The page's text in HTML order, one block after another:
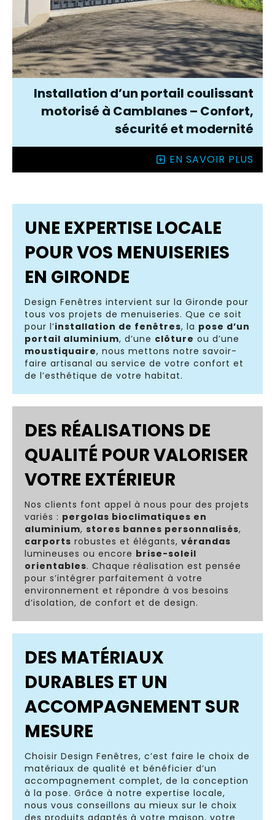
Installation d’un portail coulissant
motorisé à Camblanes – Confort,
sécurité et modernité
EN SAVOIR PLUS
UNE EXPERTISE LOCALE
POUR VOS MENUISERIES
EN GIRONDE
Design Fenêtres intervient sur la Gironde pour
tous vos projets de menuiseries. Que ce soit
pour l’installation de fenêtres, la pose d’un
portail aluminium, d’une clôture ou d’une
moustiquaire, nous mettons notre savoir-
faire artisanal au service de votre confort et
de l’esthétique de votre habitat.
DES RÉALISATIONS DE
QUALITÉ POUR VALORISER
VOTRE EXTÉRIEUR
Nos clients font appel à nous pour des projets
variés : pergolas bioclimatiques en
aluminium, stores bannes personnalisés,
carports robustes et élégants, vérandas
lumineuses ou encore brise-soleil
orientables. Chaque réalisation est pensée
pour s’intégrer parfaitement à votre
environnement et répondre à vos besoins
d’isolation, de confort et de design.
DES MATÉRIAUX
DURABLES ET UN
ACCOMPAGNEMENT SUR
MESURE
Choisir Design Fenêtres, c’est faire le choix de
matériaux de qualité et bénéficier d’un
accompagnement complet, de la conception
à la pose. Grâce à notre expertise locale,
nous vous conseillons au mieux sur le choix
des produits adaptés à votre maison, votre